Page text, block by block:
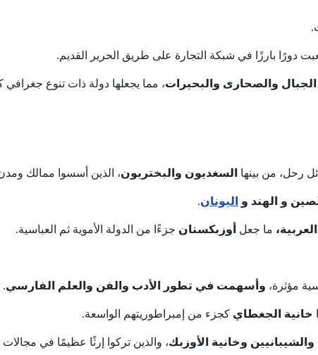
دورًا بارزًا في شبكة التجارة على طريق الحرير القديم.
الجبال والصحارى والبحيرات، مما يجعلها دولة ذات تنوع جغرافي
رحل، من بينها السغديون والبختريون، الذين أسسوا ممالك
و الهند و اليونان.
ما جعل أوزبكستان جزءًا من الدولة الأموية ثم العباسية.
مؤثرة، وأسهمت في تطور الأدب والفن والعلم الفارسي.
خانية الجغطاي كجزء من إمبراطوريتهم الواسعة.
والشيبانيين وخانية الأوزبك، والذين تركوا إرثًا عظيمًا في